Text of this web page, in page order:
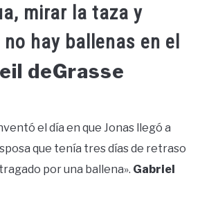
mirar la taza y
hay ballenas en el
deGrasse
el día en que Jonas llegó a
que tenía tres días de retraso
por una ballena». Gabriel